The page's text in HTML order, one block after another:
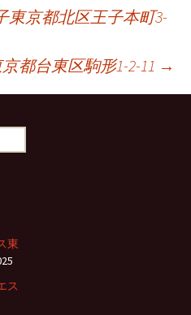
東京都北区王子本町3-
京都台東区駒形1-2-11 →
東
ス